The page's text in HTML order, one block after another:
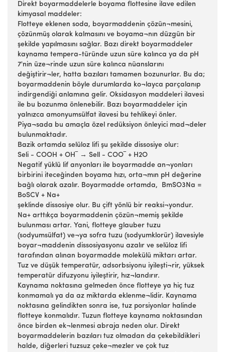
Direkt boyarmaddelerle boyama flottesine ilave edilen
kimyasal maddeler:
Flotteye eklenen soda, boyarmaddenin çözün¬mesini,
çözünmüş olarak kalmasını ve boyama¬nın düzgün bir
şekilde yapılmasını sağlar. Bazı direkt boyarmaddeler
kaynama tempera-türünde uzun süre kalınca ya da pH
7'nin üze¬rinde uzun süre kalınca nüanslarını
değiştirir¬ler, hatta bazıları tamamen bozunurlar. Bu da;
boyarmaddenin böyle durumlarda ko¬layca parçalanıp
indirgendiği anlamına gelir. Oksidasyon maddeleri ilavesi
ile bu bozunma önlenebilir. Bazı boyarmaddeler için
yalnızca amonyumsülfat ilavesi bu tehlikeyi önler.
Piya¬sada bu amaçla özel redüksiyon önleyici mad¬deler
bulunmaktadır.
Bazik ortamda selüloz lifi şu şekilde dissosiye olur:
Seli - COOH + OH‾ → Sell - COO‾ + H2O
Negatif yüklü lif anyonları ile boyarmadde an¬yonları
birbirini iteceğinden boyama hızı, orta¬mın pH değerine
bağlı olarak azalır. Boyarmadde ortamda, BmSO3Na =
BoSCV + Na+
şeklinde dissosiye olur. Bu çift yönlü bir reaksi¬yondur.
Na+ arttıkça boyarmaddenin çözün¬memiş şekilde
bulunması artar. Yani, flotteye glauber tuzu
(sodyumsülfat) ve¬ya sofra tuzu (sodyumklorür) ilavesiyle
boyar¬maddenin dissosiyasyonu azalır ve selüloz lifi
tarafından alınan boyarmadde molekülü miktarı artar.
Tuz ve düşük temperatür, adsorbsiyonu iyileşti¬rir, yüksek
temperatür difuzyonu iyileştirir, hız¬landırır.
Kaynama noktasına gelmeden önce flotteye ya hiç tuz
konmamalı ya da az miktarda eklenme¬lidir. Kaynama
noktasına gelindikten sonra ise, tuz porsiyonlar halinde
flotteye konmalıdır. Tuzun flotteye kaynama noktasından
önce birden ek¬lenmesi abraja neden olur. Direkt
boyarmaddelerin bazıları tuz olmadan da çekebildikleri
halde, diğerleri tuzsuz çeke¬mezler ve çok tuz